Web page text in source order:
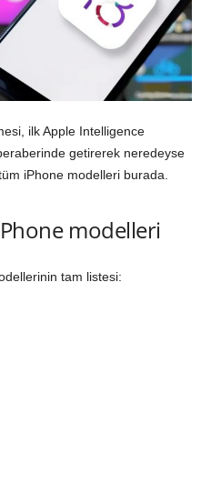
ilk Apple Intelligence
getirerek neredeyse
iPhone modelleri burada.
modelleri
tam listesi: